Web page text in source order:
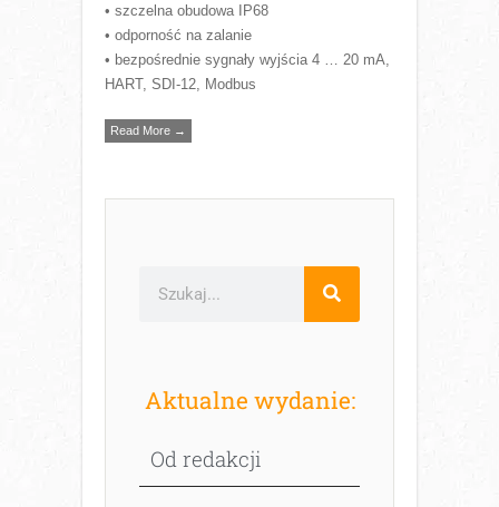
• szczelna obudowa IP68
• odporność na zalanie
• bezpośrednie sygnały wyjścia 4 … 20 mA,
HART, SDI-12, Modbus
Read More →
Aktualne wydanie:
Od redakcji